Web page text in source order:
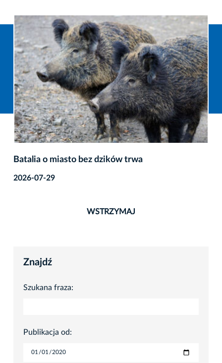
Batalia o miasto bez dzików trwa
2026-07-29
WSTRZYMAJ
Znajdź
Szukana fraza:
Publikacja od: